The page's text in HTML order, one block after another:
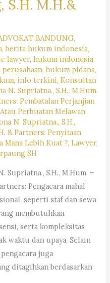
S.H. M.H.&
BANDUNG,
,berita hukum indonesia,
lawyer,hukum indonesia,
,hukum pidana,
, info terkini,Konsultan
N. Supriatna., S.H., M.Hum.
Pembatalan Perjanjian
Perbuatan Melawan
N. Supriatna., S.H.,
& Partners: Penyitaan
Mana Lebih Kuat ?,Lawyer,
SH
S.H., M.Hum. –
Pengacara mahal
seperti staf dan sewa
membutuhkan
serta kompleksitas
waktu dan upaya. Selain
juga
ditagihkan berdasarkan